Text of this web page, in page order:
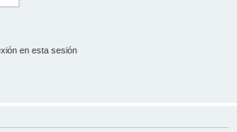
en esta sesión